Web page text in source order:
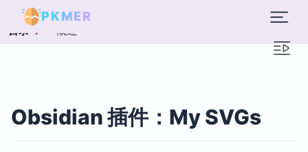
PKMER
目录 概述
Obsidian 插件：My SVGs